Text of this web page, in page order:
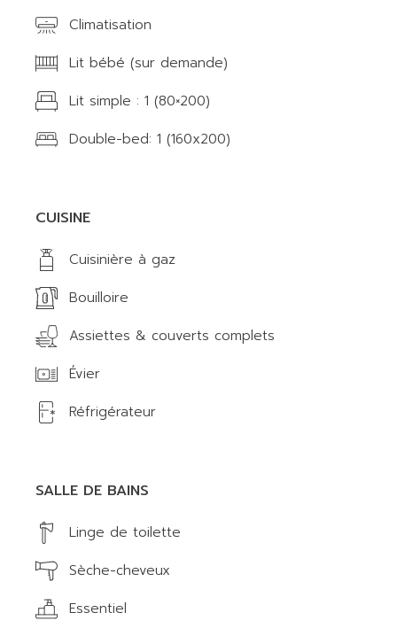
Climatisation
Lit bébé (sur demande)
Lit simple : 1 (80×200)
Double-bed: 1 (160x200)
CUISINE
Cuisinière à gaz
Bouilloire
Assiettes & couverts complets
Évier
Réfrigérateur
SALLE DE BAINS
Linge de toilette
Sèche-cheveux
Essentiel